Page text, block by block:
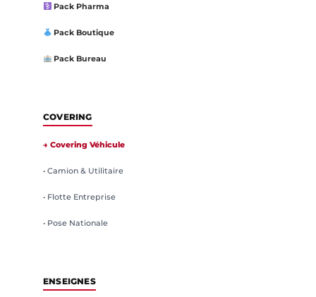
Pack Pharma
Pack Boutique
Pack Bureau
COVERING
→ Covering Véhicule
• Camion & Utilitaire
• Flotte Entreprise
• Pose Nationale
ENSEIGNES